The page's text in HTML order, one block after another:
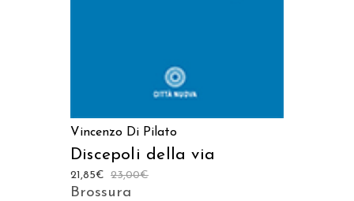
Vincenzo Di Pilato
Discepoli della via
23,00€
21,85€
Brossura